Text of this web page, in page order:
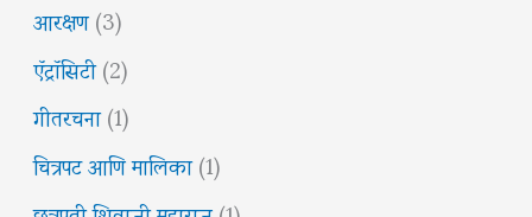
आरक्षण(3)
ऍट्रॉसिटी(2)
गीतरचना(1)
चित्रपट आणि मालिका(1)